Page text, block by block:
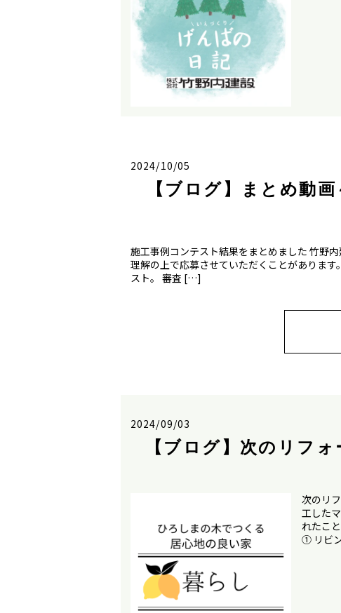
2024/10/05
【ブログ】まとめ動
施工事例コンテスト結果をまとめました 竹野
理解の上で応募させていただくことがありま
スト。 審査 […]
2024/09/03
【ブログ】次のリフ
次のリ
工した
れたこ
① リビ